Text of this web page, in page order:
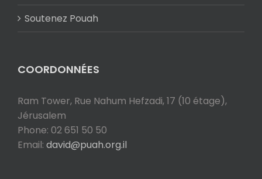
Soutenez Pouah
COORDONNÉES
Ram Tower, Rue Nahum Hefzadi, 17 (10 étage),
Jérusalem
Phone: 02 651 50 50
Email: david@puah.org.il